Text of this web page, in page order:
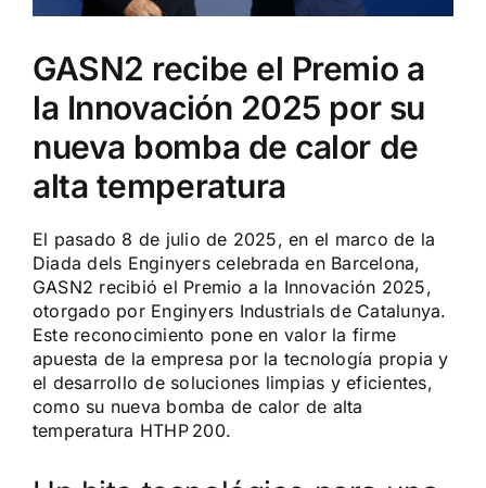
GASN2 recibe el Premio a
la Innovación 2025 por su
nueva bomba de calor de
alta temperatura
El pasado 8 de julio de 2025, en el marco de la
Diada dels Enginyers celebrada en Barcelona,
GASN2 recibió el Premio a la Innovación 2025,
otorgado por Enginyers Industrials de Catalunya.
Este reconocimiento pone en valor la firme
apuesta de la empresa por la tecnología propia y
el desarrollo de soluciones limpias y eficientes,
como su nueva bomba de calor de alta
temperatura HTHP 200.